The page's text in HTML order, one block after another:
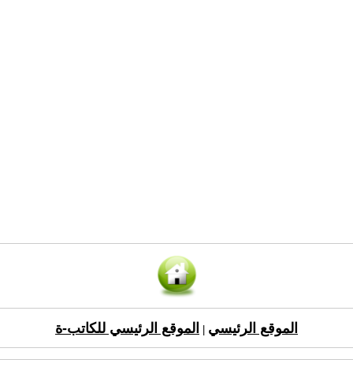
الموقع الرئيسي الموقع الرئيسي للكاتب-ة